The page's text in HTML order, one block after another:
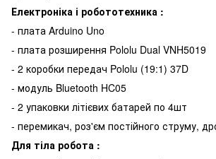
Електроніка і робототехника :
- плата Arduino Uno
- плата розширення Pololu Dual VNH5019
- 2 коробки передач Pololu (19:1) 37D
- модуль Bluetooth HC05
- 2 упаковки літієвих батарей по 4шт
- перемикач, роз'єм постійного струму,
Для тіла робота :